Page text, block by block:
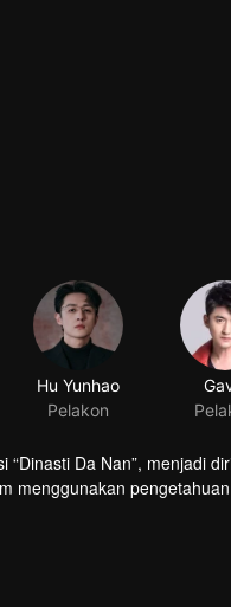
Hu Yunhao
Pelakon
Da Nan”, menjadi
menggunakan
puteri,
melatih tentera, berubah